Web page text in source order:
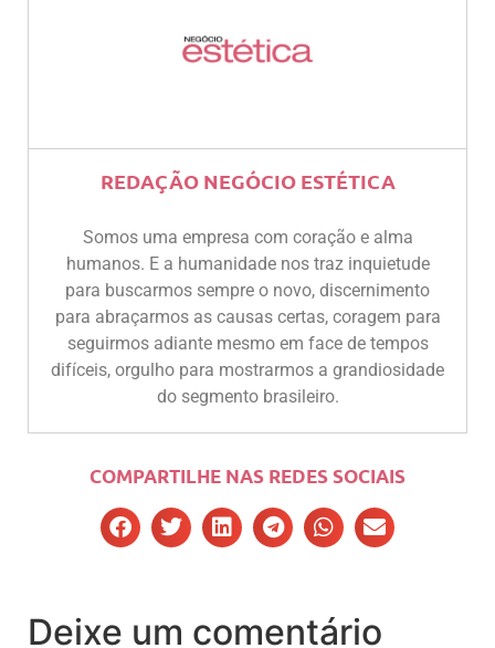
REDAÇÃO NEGÓCIO ESTÉTICA
Somos uma empresa com coração e alma
humanos. E a humanidade nos traz inquietude
para buscarmos sempre o novo, discernimento
para abraçarmos as causas certas, coragem para
seguirmos adiante mesmo em face de tempos
difíceis, orgulho para mostrarmos a grandiosidade
do segmento brasileiro.
COMPARTILHE NAS REDES SOCIAIS
Deixe um comentário